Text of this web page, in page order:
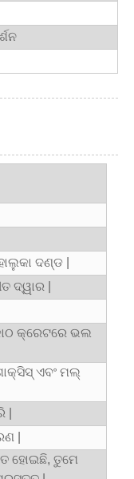
ଦଣ୍ଡ |
ଦ୍ୱାର |
କ୍ରେଟରେ ଭଲ
ଏବଂ ମଲ୍
|
ହୋଇଛି, ତୁମେ